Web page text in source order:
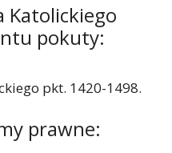
Katolickiego
pokuty:
pkt. 1420-1498.
prawne: